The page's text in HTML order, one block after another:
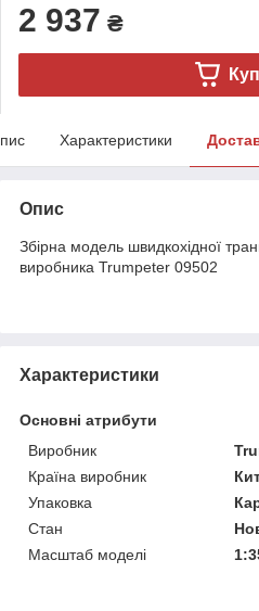
2 937 ₴
Характеристики
Опис
Збірна модель швидкохідної
виробника Trumpeter 09502
Характеристики
Основні атрибути
Виробник
Країна виробник
Упаковка
Стан
Масштаб моделі